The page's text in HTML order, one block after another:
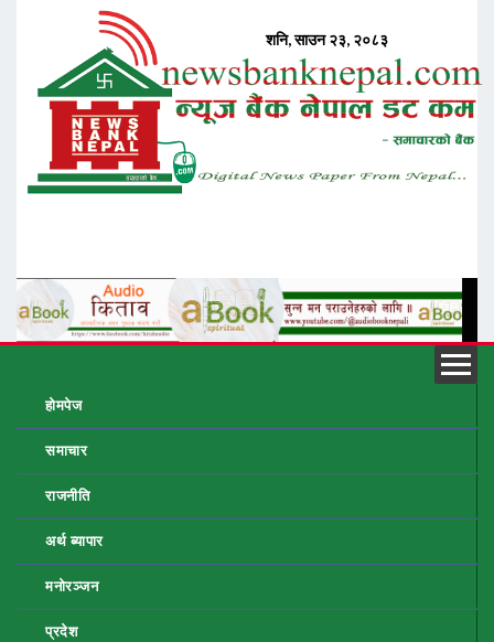
होमपेज
समाचार
राजनीति
अर्थ ब्यापार
मनोरञ्जन
प्रदेश